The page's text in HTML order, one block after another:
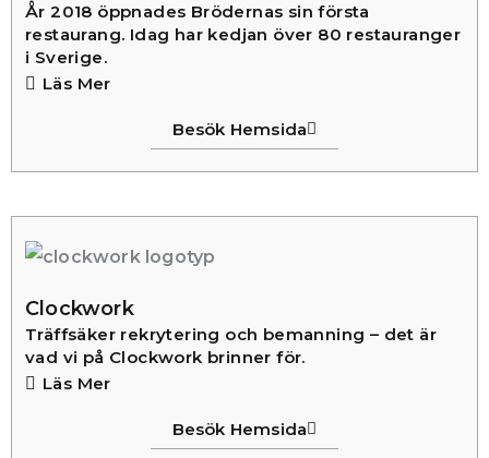
År 2018 öppnades Brödernas sin första
restaurang. Idag har kedjan över 80 restauranger
i Sverige.
Besök Hemsida
Läs Mer
Clockwork
Träffsäker rekrytering och bemanning – det är
vad vi på Clockwork brinner för.
Läs Mer
Besök Hemsida